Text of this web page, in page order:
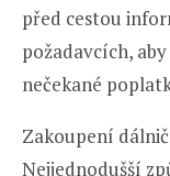
před cestou
požadavcích,
nečekané
Zakoupení
Nejjednodušší